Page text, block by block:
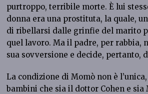
purtroppo, terribile morte. È lui
donna era una prostituta, la quale,
di ribellarsi dalle grinfie del marito
quel lavoro. Ma il padre, per rabbia,
sua sovversione e decide, pertanto,
La condizione di Momò non è
bambini che sia il dottor Cohen e sia